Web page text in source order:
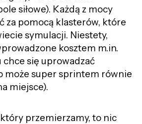
siłowe). Każdą z mocy
za pomocą klasterów, które
symulacji. Niestety,
kosztem m.in.
się uprowadzać
może super sprintem równie
miejsce).
przemierzamy, to nic